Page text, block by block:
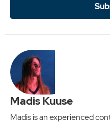
Madis Kuuse
Madis is an experienced